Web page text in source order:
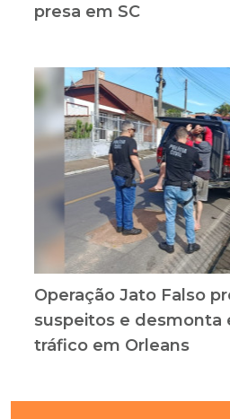
presa em SC
Operação Jato Falso
suspeitos e desmonta
tráfico em Orleans